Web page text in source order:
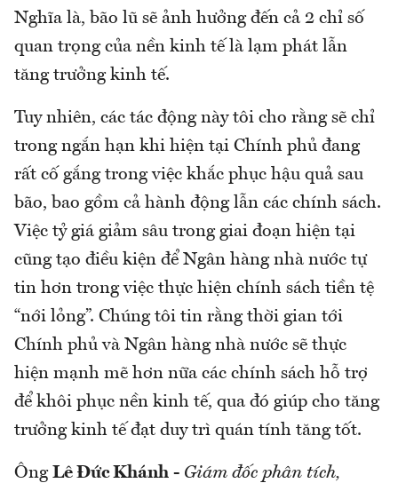
Nghĩa là, bão lũ sẽ ảnh hưởng đến cả 2 chỉ số
quan trọng của nền kinh tế là lạm phát lẫn
tăng trưởng kinh tế.
Tuy nhiên, các tác động này tôi cho rằng sẽ chỉ
trong ngắn hạn khi hiện tại Chính phủ đang
rất cố gắng trong việc khắc phục hậu quả sau
bão, bao gồm cả hành động lẫn các chính sách.
Việc tỷ giá giảm sâu trong giai đoạn hiện tại
cũng tạo điều kiện để Ngân hàng nhà nước tự
tin hơn trong việc thực hiện chính sách tiền tệ
“nới lỏng”. Chúng tôi tin rằng thời gian tới
Chính phủ và Ngân hàng nhà nước sẽ thực
hiện mạnh mẽ hơn nữa các chính sách hỗ trợ
để khôi phục nền kinh tế, qua đó giúp cho tăng
trưởng kinh tế đạt duy trì quán tính tăng tốt.
Ông Lê Đức Khánh - Giám đốc phân tích,